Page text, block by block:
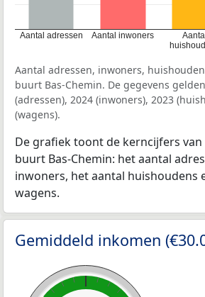
Aantal adressen Aantal inwoners
Aantal
Aantal adressen, inwoners,
buurt Bas-Chemin. De gegevens
(adressen), 2024 (inwoners), 2023
(wagens).
De grafiek toont de kerncijfers van
buurt Bas-Chemin: het aantal
inwoners, het aantal huishoudens
wagens.
Gemiddeld inkomen